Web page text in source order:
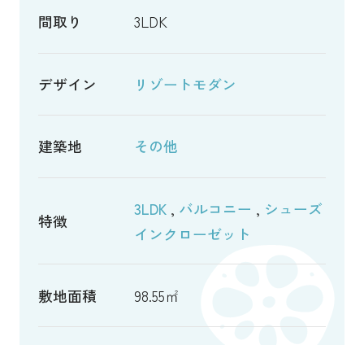
間取り 3LDK
デザイン リゾートモダン
建築地 その他
特徴
3LDK , バルコニー , シューズ
インクローゼット
敷地面積 98.55㎡